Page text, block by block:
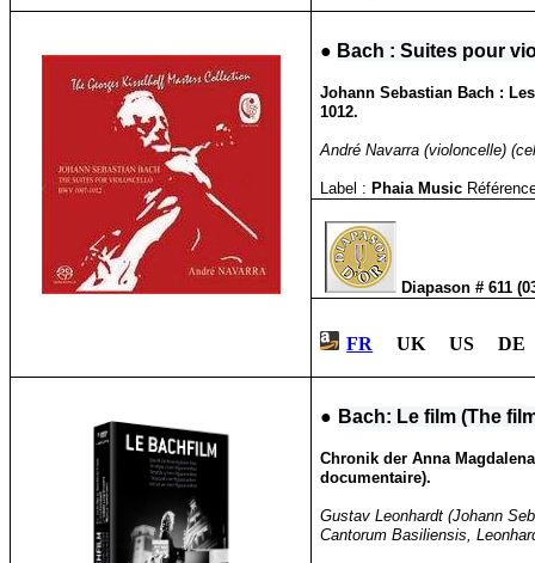
● Bach : Suites pour
Johann Sebastian Bach :
1012.
André Navarra (violoncelle)
Label : Phaia Music
Diapason # 611
FR UK US
● Bach: Le film (The
Chronik der Anna
documentaire).
Gustav Leonhardt (Johann
Cantorum Basiliensis,